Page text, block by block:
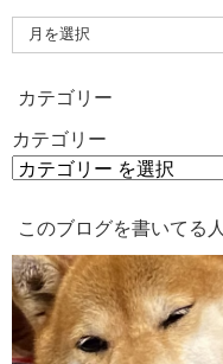
カテゴリー
カテゴリー
このブログを書いてる人